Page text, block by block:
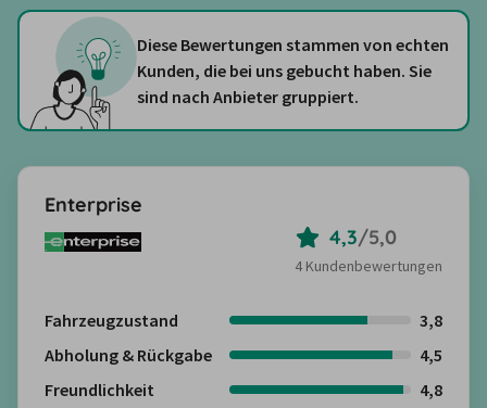
Diese Bewertungen stammen von echten
Kunden, die bei uns gebucht haben. Sie
sind nach Anbieter gruppiert.
Enterprise
4,3/5,0
4 Kundenbewertungen
Fahrzeugzustand
3,8
Abholung & Rückgabe
4,5
Freundlichkeit
4,8